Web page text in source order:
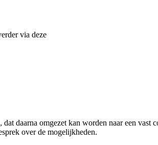
via deze
daarna omgezet kan worden naar een vast
over de mogelijkheden.